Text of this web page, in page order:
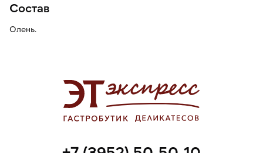
Состав
Олень.